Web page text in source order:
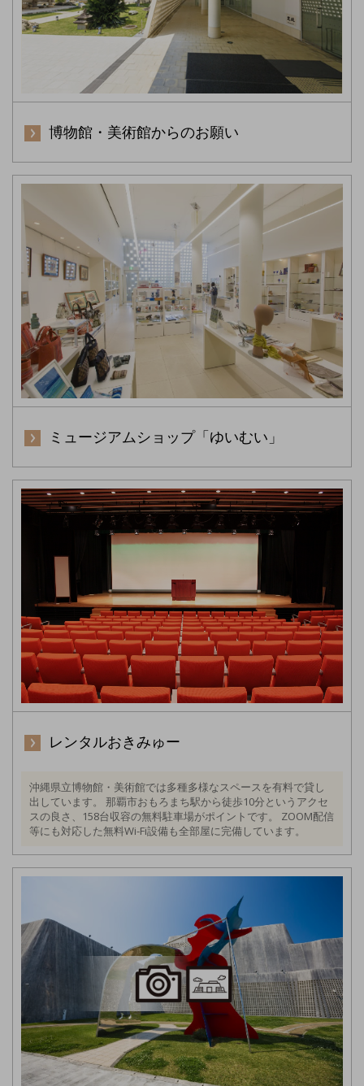
博物館・美術館からのお願い
ミュージアムショップ「ゆいむい」
レンタルおきみゅー
沖縄県立博物館・美術館では多種多様なスペースを有料で貸し
出しています。 那覇市おもろまち駅から徒歩10分というアクセ
スの良さ、158台収容の無料駐車場がポイントです。 ZOOM配信
等にも対応した無料Wi-Fi設備も全部屋に完備しています。